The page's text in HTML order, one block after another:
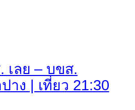
เลย – บขส.
าง | เที่ยว 21:30